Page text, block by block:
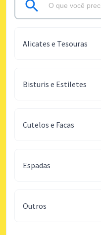
Alicates e Tesouras
Bisturis e Estiletes
Cutelos e Facas
Espadas
Outros